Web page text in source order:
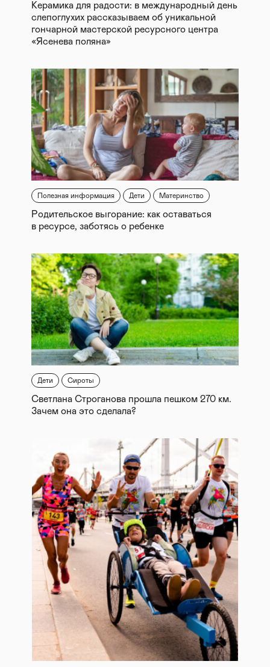
Керамика для радости: в международный день
слепоглухих рассказываем об уникальной
гончарной мастерской ресурсного центра
«Ясенева поляна»
Полезная информация Дети Материнство
Родительское выгорание: как оставаться
в ресурсе, заботясь о ребенке
Дети Сироты
Светлана Строганова прошла пешком 270 км.
Зачем она это сделала?